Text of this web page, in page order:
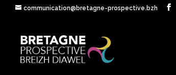
communication@bretagne-prospective.bzh